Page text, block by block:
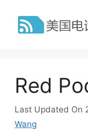
Red
Last Updated On
Wang